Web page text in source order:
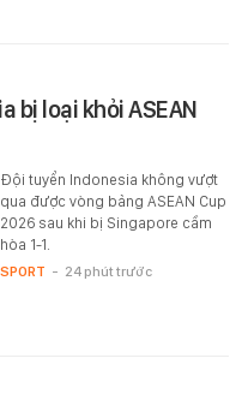
bị loại khỏi ASEAN
Đội tuyển Indonesia không vượt
qua được vòng bảng ASEAN Cup
2026 sau khi bị Singapore cầm
hòa 1-1.
SPORT - 24 phút trước